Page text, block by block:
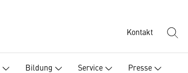
Kontakt
Bildung Service Presse